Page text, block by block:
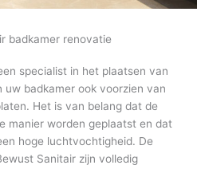
badkamer renovatie
specialist in het plaatsen van
uw badkamer ook voorzien van
Het is van belang dat de
manier worden geplaatst en dat
hoge luchtvochtigheid. De
Sanitair zijn volledig